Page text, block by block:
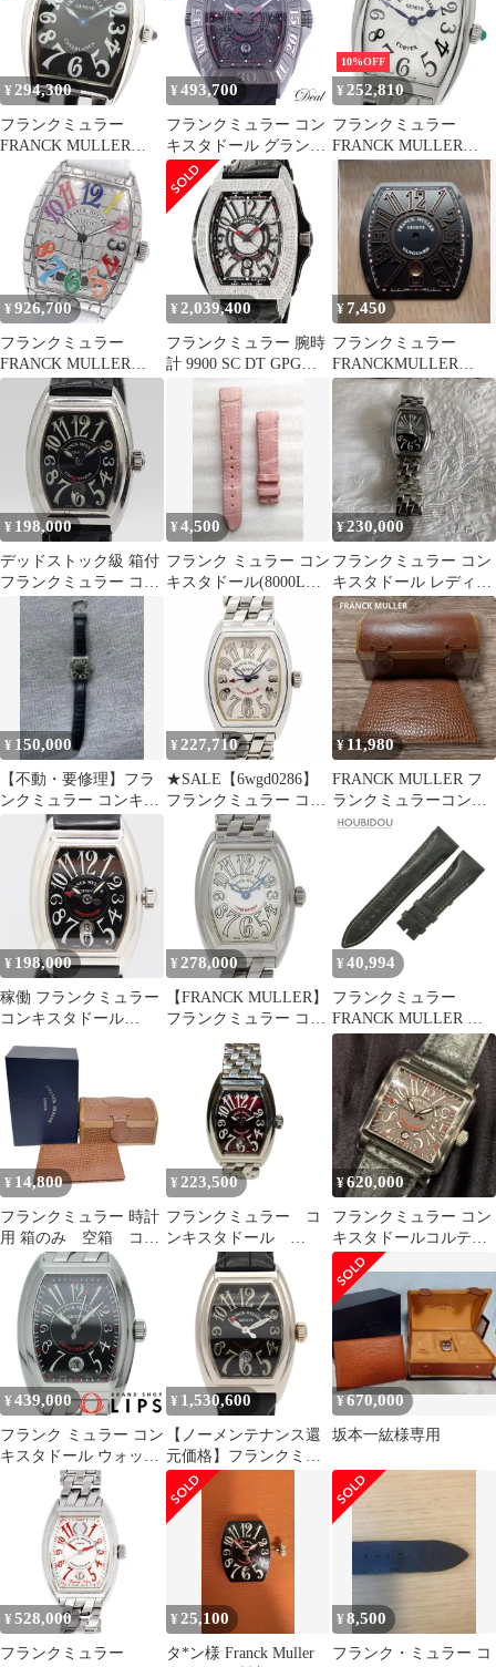
_938986
¥ 294,300
フランクミュラー
FRANCK MULLER
1752QZ カサブランカ
クォーツ レディース 良
品 箱・保証書付き
_917423
¥ 493,700
フランクミュラー コン
キスタドール グランプ
リ 8900SCDTGPG メン
ズ 腕時計
10%OFF
¥ 252,810
フランクミュラー
FRANCK MULLER
1752QZ トノウ カーベ
ックス クォーツ レディ
ース 箱・保証書付き
_941991
¥ 926,700
フランクミュラー
FRANCK MULLER
8880SCIRONCROCOLD
RM トノー カーベック
ス ス アイアンクロコ
カラードリーム AT 良
品 箱・保付き_968156
¥ 2,039,400
フランクミュラー 腕時
計 9900 SC DT GPG
FULL D CD 鑑定済み
ブランド
¥7,450
フランクミュラー
FRANCKMULLER
8900SCGP コンキスタ
ドール
¥ 198,000
デッドストック級 箱付
フランクミュラー コン
キスタドール 4834 ブラ
ック文字盤 AT/自動巻
メンズ腕時計 9539310
7OKT KTU ABC16287
¥4,500
フランク ミュラー コン
キスタドール(8000L用)
純正ベルト クロコ／ピ
¥230,000
フランクミュラー コン
キスタドール レディー
ス
¥ 150,000
【不動・要修理】フラ
ンクミュラー コンキス
タドールSC ラグ破損あ
りDバックル付
¥ 227,710
★SALE【6wgd0286】
フランクミュラー コン
キスタドール 8002LSC
シルバー文字盤【中
古】腕時計 レディース
¥11,980
FRANCK MULLER フ
ランクミュラーコンキ
スタドールレザーケー
¥ 198,000
稼働 フランクミュラー
コンキスタドール
ック文字盤 メンズ腕時
計 0038610 7JWT NGC
ABC27665
¥ 278,000
【FRANCK MULLER】
フランクミュラー コン
キスタドール 8005L QZ
ステンレススチール ク
オーツ アナログ表示 レ
ディース シルバー文字
盤 腕時計
¥ 40,994
フランクミュラー
FRANCK MULLER 腕
時計パーツ コンキスタ
ドール グランプリ 8900
用 クロコバンド クロコ
ダイル ブラック 未使用
純正 ベルト ロング
22mm 黒 【中古】
¥ 14,800
フランクミュラー 時計
用 箱のみ 空箱 コン
キスタドール用
CONQISTADOR用 時
計用 箱 ボックス
BOX 時計ケース 時
計収納 ケース
FRANCK MULLER
¥ 223,500
フランクミュラー コ
ンキスタドール
8005L 自動巻き 時
計 腕時計 レディー
¥620,000
フランクミュラー コン
キスタドールコルテス
インディアナポリス
10000HSC
¥ 439,000
フランク ミュラー コン
キスタドール ウォッチ
国内正規品 8005SC 箱
保証書 SS メンズ時計
¥ 1,530,600
【ノーメンテナンス還
元価格】フランクミュ
ラー コンキスタドール
8005LSC SS 自動巻
¥670,000
坂本一紘様専用
¥ 528,000
フランクミュラー
¥ 25,100
タ*ン様 Franck Muller
¥8,500
フランク・ミュラー コ